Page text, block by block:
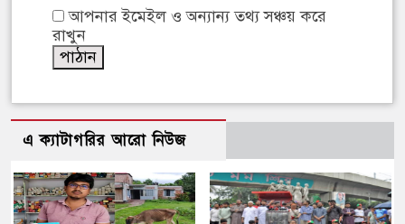
আপনার ইমেইল ও অন্যান্য তথ্য সঞ্চয় করে
রাখুন
এ ক্যাটাগরির আরো নিউজ